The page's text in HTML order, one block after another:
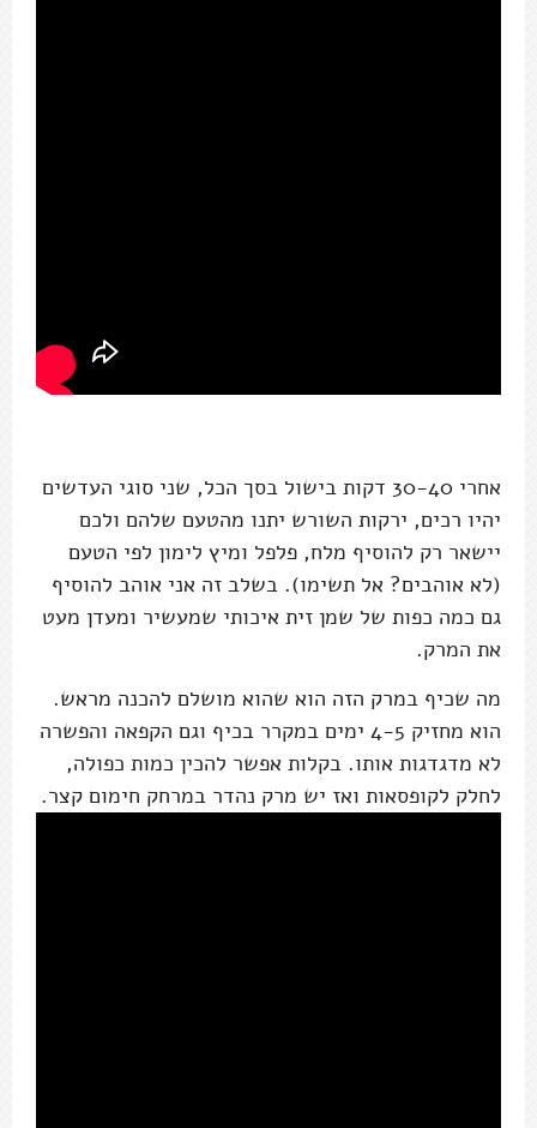
אחרי 30-40 דקות בישול בסך הכל, שני סוגי העדשים
יהיו רכים, ירקות השורש יתנו מהטעם שלהם ולכם
יישאר רק להוסיף מלח, פלפל ומיץ לימון לפי הטעם
(לא אוהבים? אל תשימו). בשלב זה אני אוהב להוסיף
גם כמה כפות של שמן זית איכותי שמעשיר ומעדן מעט
את המרק.
מה שכיף במרק הזה הוא שהוא מושלם להכנה מראש.
הוא מחזיק 4-5 ימים במקרר בכיף וגם הקפאה והפשרה
לא מדגדגות אותו. בקלות אפשר להכין כמות כפולה,
לחלק לקופסאות ואז יש מרק נהדר במרחק חימום קצר.